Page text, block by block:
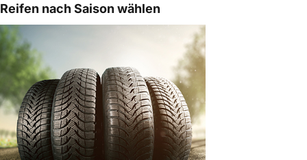
Reifen nach Saison wählen